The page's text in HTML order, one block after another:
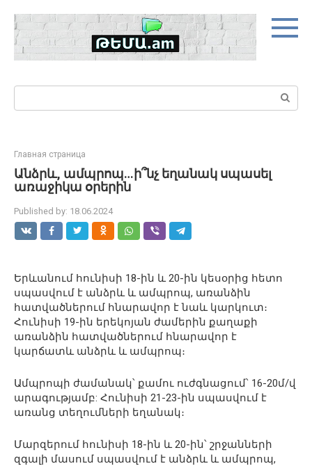
content
Search:
Главная страница
Անձրև, ամպրոպ…ի՞նչ եղանակ սպասել
առաջիկա օրերին
Published by: 18.06.2024
Երևանում հունիսի 18-ին և 20-ին կեսօրից հետո
սպասվում է անձրև և ամպրոպ, առանձին
հատվածներում հնարավոր է նաև կարկուտ։
Հունիսի 19-ին երեկոյան ժամերին քաղաքի
առանձին հատվածներում հնարավոր է
կարճատև անձրև և ամպրոպ։
Ամպրոպի ժամանակ՝ քամու ուժգնացում՝ 16-20մ/վ
արագությամբ: Հունիսի 21-23-ին սպասվում է
առանց տեղումների եղանակ։
Մարզերում հունիսի 18-ին և 20-ին՝ շրջանների
զգալի մասում սպասվում է անձրև և ամպրոպ,